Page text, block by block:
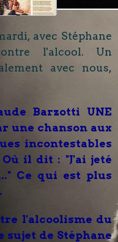
avec Stéphane
l'alcool. Un
avec nous,
Barzotti UNE
une chanson aux
incontestables
il dit : "J'ai jeté
Ce qui est plus
l'alcoolisme du
sujet de Stéphane